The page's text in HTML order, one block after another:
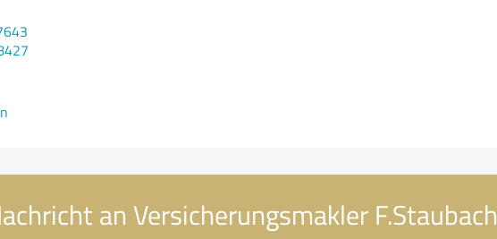
an Versicherungsmakler F.Staubach